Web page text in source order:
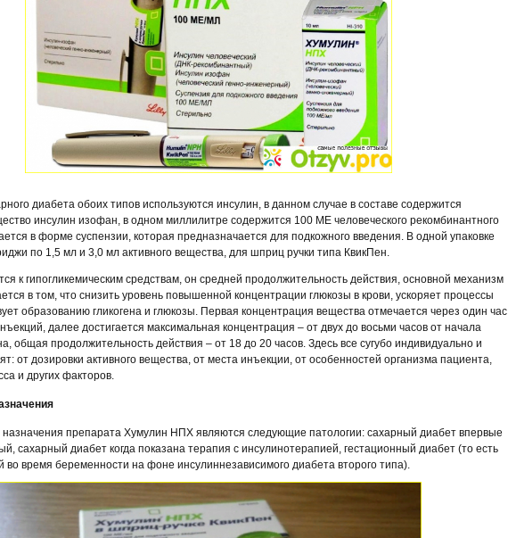
диабета обоих типов используются инсулин, в данном случае в составе содержится
инсулин изофан, в одном миллилитре содержится 100 МЕ человеческого рекомбинантного
в форме суспензии, которая предназначается для подкожного введения. В одной упаковке
по 1,5 мл и 3,0 мл активного вещества, для шприц ручки типа КвикПен.
к гипогликемическим средствам, он средней продолжительность действия, основной механизм
в том, что снизить уровень повышенной концентрации глюкозы в крови, ускоряет процессы
образованию гликогена и глюкозы. Первая концентрация вещества отмечается через один час
далее достигается максимальная концентрация – от двух до восьми часов от начала
общая продолжительность действия – от 18 до 20 часов. Здесь все сугубо индивидуально и
от дозировки активного вещества, от места инъекции, от особенностей организма пациента,
и других факторов.
назначения препарата Хумулин НПХ являются следующие патологии: сахарный диабет впервые
сахарный диабет когда показана терапия с инсулинотерапией, гестационный диабет (то есть
во время беременности на фоне инсулиннезависимого диабета второго типа).